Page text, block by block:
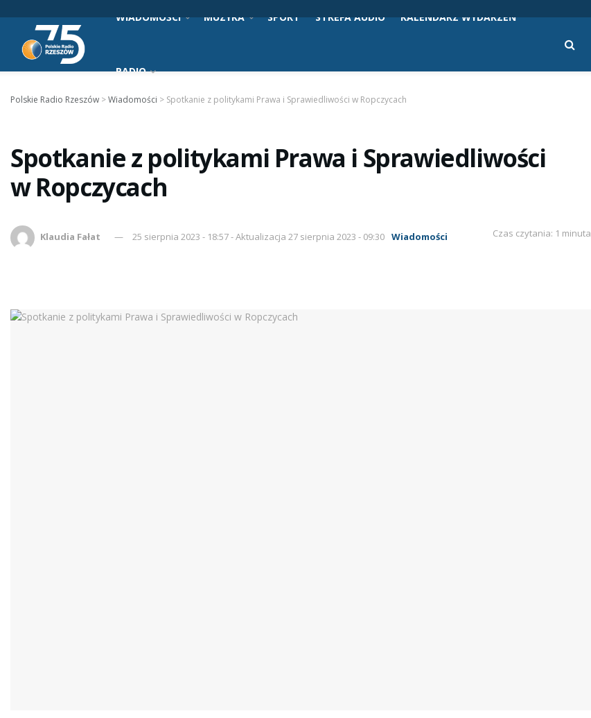
WIADOMOŚCI MUZYKA SPORT STREFA AUDIO KALENDARZ WYDARZEŃ
RADIO
Polskie Radio Rzeszów >Wiadomości > Spotkanie z politykami Prawa i Sprawiedliwości w Ropczycach
Spotkanie z politykami Prawa i Sprawiedliwości
w Ropczycach
Klaudia Fałat 25 sierpnia 2023 - 18:57 - Aktualizacja 27 sierpnia 2023 - 09:30 Wiadomości Czas czytania: 1 minuta